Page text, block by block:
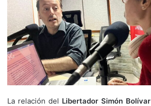
La relación del Libertador Simón Bolívar